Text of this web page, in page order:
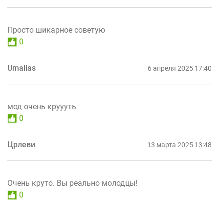
Просто шикарное советую
0
Umalias 6 апреля 2025 17:40
мод очень круууть
0
Црлеви 13 марта 2025 13:48
Очень круто. Вы реально молодцы!
0